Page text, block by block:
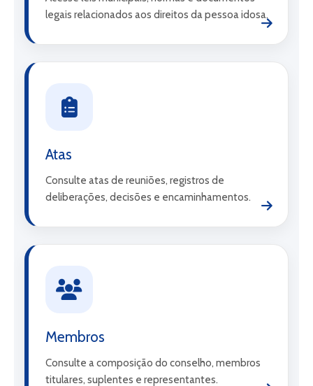
legais relacionados aos direitos da pessoa idosa.
Atas
Consulte atas de reuniões, registros de
deliberações, decisões e encaminhamentos.
Membros
Consulte a composição do conselho, membros
titulares, suplentes e representantes.